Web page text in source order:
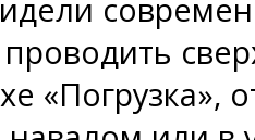
«Погрузка»,